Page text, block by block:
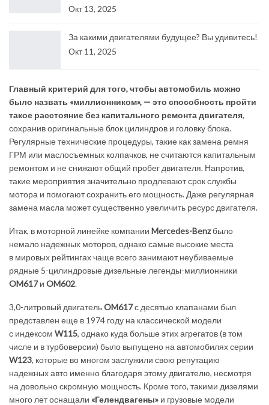
Окт 13, 2025
За какими двигателями будущее? Вы удивитесь!
Окт 11, 2025
Главный критерий для того, чтобы автомобиль можно
было назвать «миллионником», — это способность пройти
такое расстояние без капитального ремонта двигателя,
сохранив оригинальные блок цилиндров и головку блока.
Регулярные технические процедуры, такие как замена ремня
ГРМ или маслосъемных колпачков, не считаются капитальным
ремонтом и не снижают общий пробег двигателя. Напротив,
такие мероприятия значительно продлевают срок службы
мотора и помогают сохранить его мощность. Даже регулярная
замена масла может существенно увеличить ресурс двигателя.
Итак, в моторной линейке компании Mercedes-Benzбыло
немало надежных моторов, однако самые высокие места
в мировых рейтингах чаще всего занимают неубиваемые
рядные 5-цилиндровые дизельные легенды-миллионники
OM617и OM602.
3,0-литровый двигательOM617с десятью клапанами был
представлен еще в 1974 году на классической модели
с индексом W115, однако куда больше этих агрегатов (в том
числе и в турбоверсии) было выпущено на автомобилях серии
W123, которые во многом заслужили свою репутацию
надежных авто именно благодаря этому двигателю, несмотря
на довольно скромную мощность. Кроме того, такими дизелями
много лет оснащали «Гелендвагены» и грузовые модели